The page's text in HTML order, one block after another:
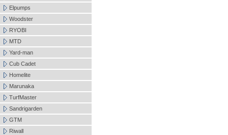
Elpumps
Woodster
RYOBI
MTD
Yard-man
Cub Cadet
Homelite
Marunaka
TurfMaster
Sandrigarden
GTM
Riwall